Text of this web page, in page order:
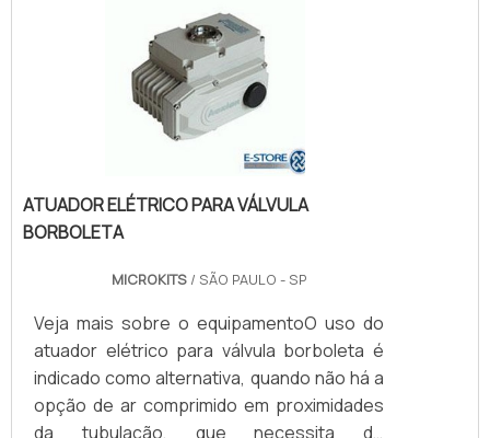
suficiente para parametrizar a vazão
correta que realiza o controle do
processo.Características gerais do
equipamento O posicionado.
ATUADOR ELÉTRICO PARA VÁLVULA
BORBOLETA
MICROKITS/ SÃO PAULO - SP
Veja mais sobre o equipamentoO uso do
atuador elétrico para válvula borboleta é
indicado como alternativa, quando não há a
opção de ar comprimido em proximidades
da tubulação, que necessita de